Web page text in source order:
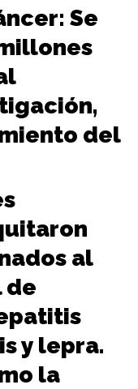
Se
del
al
de
y lepra.
la